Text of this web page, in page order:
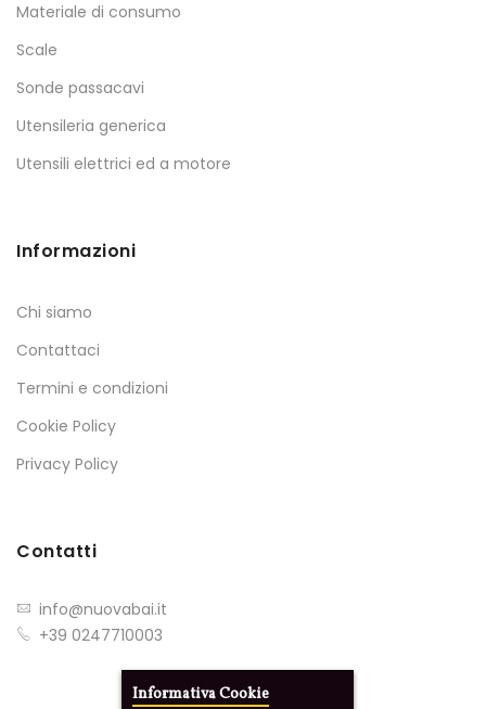
Materiale di consumo
Scale
Sonde passacavi
Utensileria generica
Utensili elettrici ed a motore
Informazioni
Chi siamo
Contattaci
Termini e condizioni
Cookie Policy
Privacy Policy
Contatti
info@nuovabai.it
+39 0247710003
Informativa Cookie